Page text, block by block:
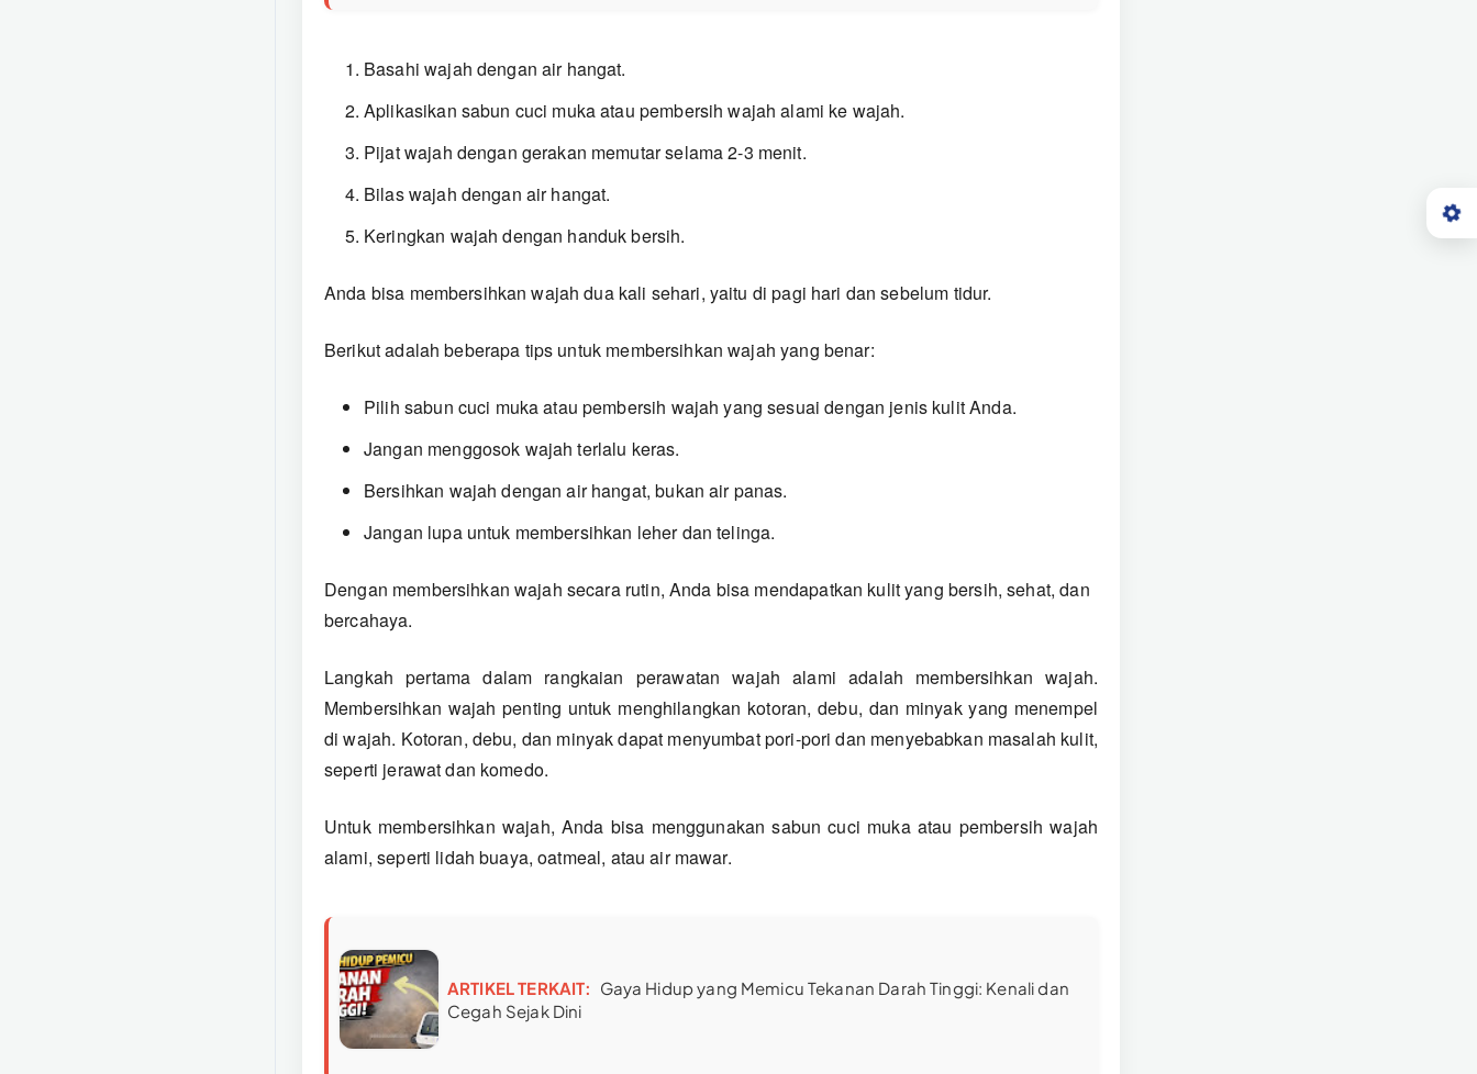
Basahi wajah dengan air hangat.
Aplikasikan sabun cuci muka atau pembersih wajah alami ke wajah.
Pijat wajah dengan gerakan memutar selama 2-3 menit.
Bilas wajah dengan air hangat.
Keringkan wajah dengan handuk bersih.
Anda bisa membersihkan wajah dua kali sehari, yaitu di pagi hari dan sebelum tidur.
Berikut adalah beberapa tips untuk membersihkan wajah yang benar:
Pilih sabun cuci muka atau pembersih wajah yang sesuai dengan jenis kulit Anda.
Jangan menggosok wajah terlalu keras.
Bersihkan wajah dengan air hangat, bukan air panas.
Jangan lupa untuk membersihkan leher dan telinga.
Dengan membersihkan wajah secara rutin, Anda bisa mendapatkan kulit yang bersih, sehat, dan
bercahaya.
Langkah pertama dalam rangkaian perawatan wajah alami adalah membersihkan wajah.
Membersihkan wajah penting untuk menghilangkan kotoran, debu, dan minyak yang menempel
di wajah. Kotoran, debu, dan minyak dapat menyumbat pori-pori dan menyebabkan masalah kulit,
seperti jerawat dan komedo.
Untuk membersihkan wajah, Anda bisa menggunakan sabun cuci muka atau pembersih wajah
alami, seperti lidah buaya, oatmeal, atau air mawar.
ARTIKEL TERKAIT: Gaya Hidup yang Memicu Tekanan Darah Tinggi: Kenali dan
Cegah Sejak Dini